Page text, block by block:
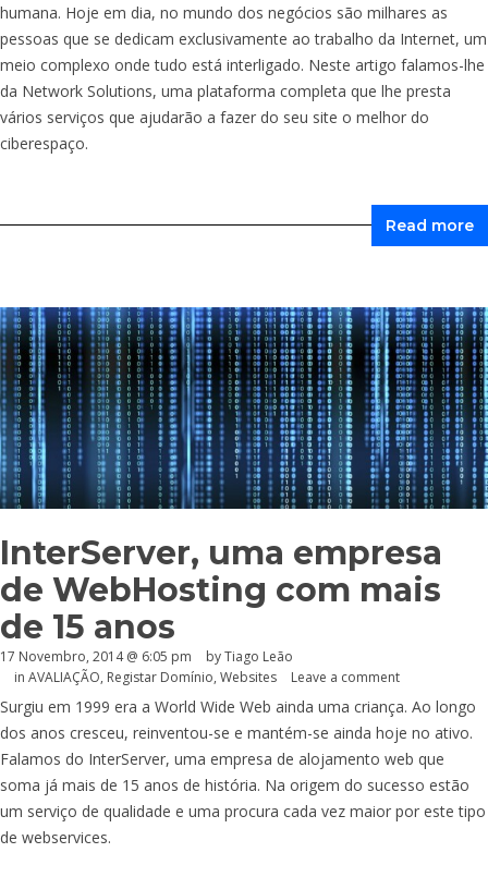
humana. Hoje em dia, no mundo dos negócios são milhares as
pessoas que se dedicam exclusivamente ao trabalho da Internet, um
meio complexo onde tudo está interligado. Neste artigo falamos-lhe
da Network Solutions, uma plataforma completa que lhe presta
vários serviços que ajudarão a fazer do seu site o melhor do
ciberespaço.
Read more
InterServer, uma empresa
de WebHosting com mais
de 15 anos
17 Novembro, 2014 @ 6:05 pm
by Tiago Leão
in AVALIAÇÃO, Registar Domínio, Websites Leave a comment
Surgiu em 1999 era a World Wide Web ainda uma criança. Ao longo
dos anos cresceu, reinventou-se e mantém-se ainda hoje no ativo.
Falamos do InterServer, uma empresa de alojamento web que
soma já mais de 15 anos de história. Na origem do sucesso estão
um serviço de qualidade e uma procura cada vez maior por este tipo
de webservices.